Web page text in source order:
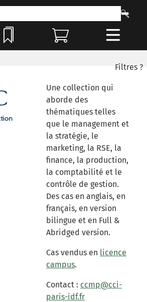
Filtres ?
Une collection qui
aborde des
thématiques telles
que le management et
la stratégie, le
marketing, la RSE, la
finance, la production,
la comptabilité et le
contrôle de gestion.
Des cas en anglais, en
français, en version
bilingue et en Full &
Abridged version.
Cas vendus en licence
campus.
Contact : ccmp@cci-
paris-idf.fr